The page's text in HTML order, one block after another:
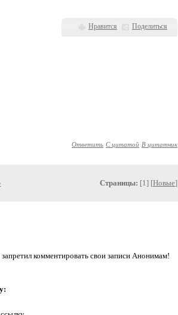
Нравится Поделиться
Ответить С цитатой В цитатник
Страницы: [1] [Новые]
комментировать свои записи Анонимам!